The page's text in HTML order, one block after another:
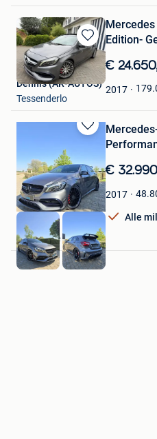
Bewaren
in
Mijn
Favorieten
Edition-
€
2017
Dennis (AR-AUTOS)
Tessenderlo
Bewaren
Mijn
Favorieten
€
2017
Alle
Dr Cars
Elverdinge